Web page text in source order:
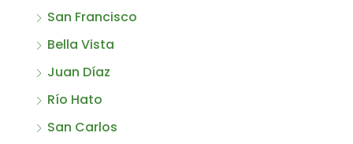
San Francisco
Bella Vista
Juan Díaz
Río Hato
San Carlos